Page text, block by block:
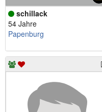
schillack
54 Jahre
Papenburg